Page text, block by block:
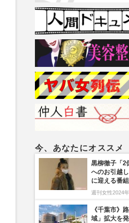
今、あなたにオススメ
黒柳徹子「2
へのお引越
に迎える番
週刊女性2024
《千葉市》
域」拡大を